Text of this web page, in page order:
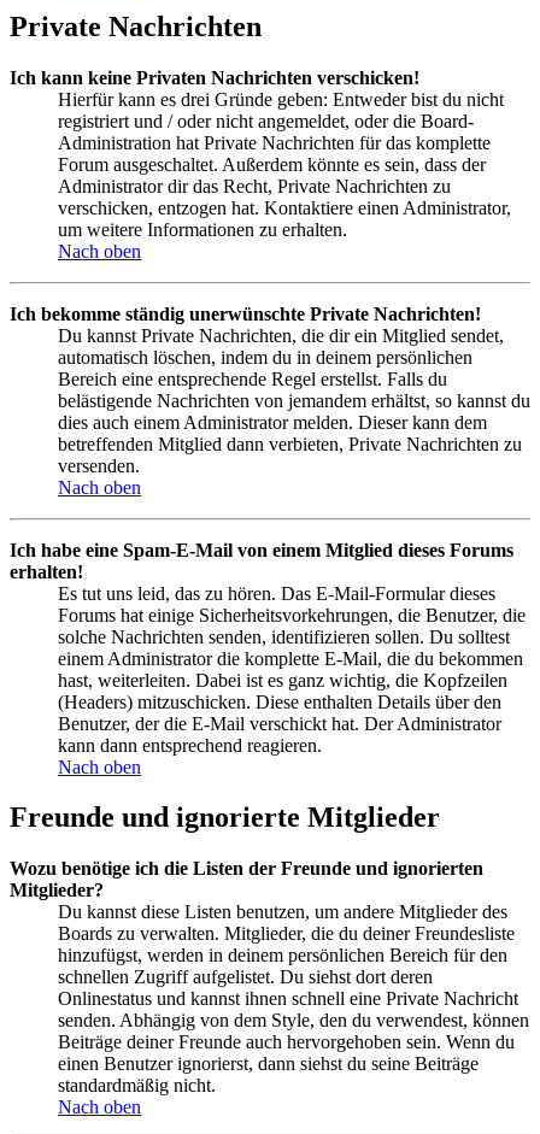
Private Nachrichten
Ich kann keine Privaten Nachrichten verschicken!
Hierfür kann es drei Gründe geben: Entweder bist du nicht
registriert und / oder nicht angemeldet, oder die Board-
Administration hat Private Nachrichten für das komplette
Forum ausgeschaltet. Außerdem könnte es sein, dass der
Administrator dir das Recht, Private Nachrichten zu
verschicken, entzogen hat. Kontaktiere einen Administrator,
um weitere Informationen zu erhalten.
Nach oben
Ich bekomme ständig unerwünschte Private Nachrichten!
Du kannst Private Nachrichten, die dir ein Mitglied sendet,
automatisch löschen, indem du in deinem persönlichen
Bereich eine entsprechende Regel erstellst. Falls du
belästigende Nachrichten von jemandem erhältst, so kannst du
dies auch einem Administrator melden. Dieser kann dem
betreffenden Mitglied dann verbieten, Private Nachrichten zu
versenden.
Nach oben
Ich habe eine Spam-E-Mail von einem Mitglied dieses Forums
erhalten!
Es tut uns leid, das zu hören. Das E-Mail-Formular dieses
Forums hat einige Sicherheitsvorkehrungen, die Benutzer, die
solche Nachrichten senden, identifizieren sollen. Du solltest
einem Administrator die komplette E-Mail, die du bekommen
hast, weiterleiten. Dabei ist es ganz wichtig, die Kopfzeilen
(Headers) mitzuschicken. Diese enthalten Details über den
Benutzer, der die E-Mail verschickt hat. Der Administrator
kann dann entsprechend reagieren.
Nach oben
Freunde und ignorierte Mitglieder
Wozu benötige ich die Listen der Freunde und ignorierten
Mitglieder?
Du kannst diese Listen benutzen, um andere Mitglieder des
Boards zu verwalten. Mitglieder, die du deiner Freundesliste
hinzufügst, werden in deinem persönlichen Bereich für den
schnellen Zugriff aufgelistet. Du siehst dort deren
Onlinestatus und kannst ihnen schnell eine Private Nachricht
senden. Abhängig von dem Style, den du verwendest, können
Beiträge deiner Freunde auch hervorgehoben sein. Wenn du
einen Benutzer ignorierst, dann siehst du seine Beiträge
standardmäßig nicht.
Nach oben